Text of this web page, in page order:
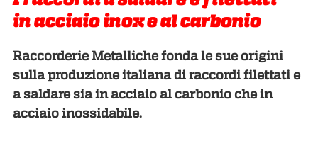
in acciaio inox e al carbonio
Raccorderie Metalliche fonda le sue origini
sulla produzione italiana di raccordi filettati e
a saldare sia in acciaio al carbonio che in
acciaio inossidabile.